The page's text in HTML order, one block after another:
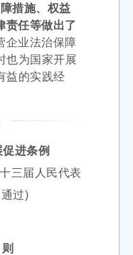
措施、权益
责任等做出了
企业法治保障
也为国家开展
益的实践经
进条例
三届人民代表
过)